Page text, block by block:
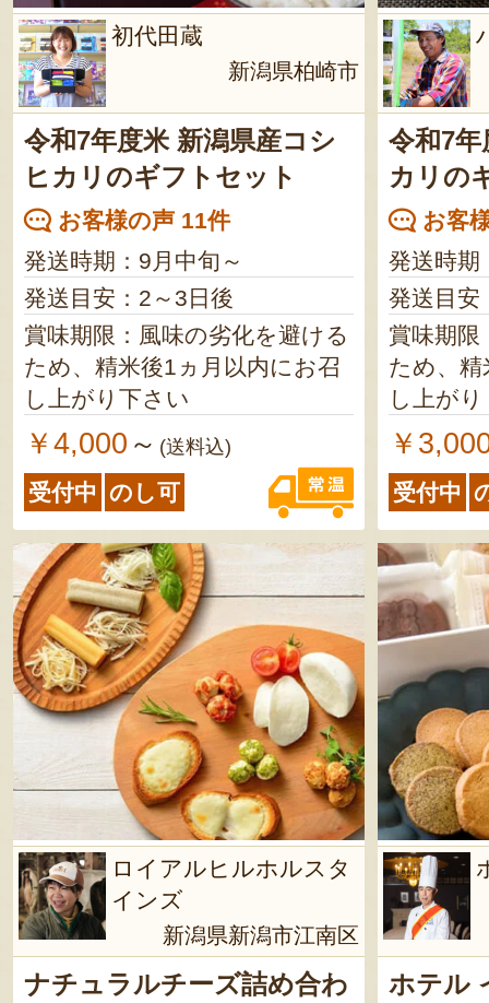
初代田蔵
新潟県柏崎市
令和7年度米 新潟県産コシ
ヒカリのギフトセット
お客様の声 11件
発送時期：9月中旬～
発送目安：2～3日後
賞味期限：風味の劣化を避ける
ため、精米後1ヵ月以内にお召
し上がり下さい
￥4,000 ～ (送料込)
受付中 のし可
令和7
カリの
お客
発送時期
発送目安
賞味期限
ため、
し上が
￥
受付中
ロイアルヒルホルスタ
インズ
新潟県新潟市江南区
ナチュラルチーズ詰め合わ
ホテル